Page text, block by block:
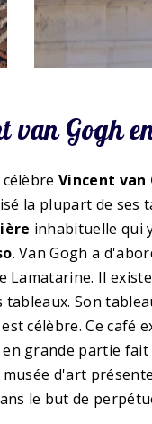
van Gogh
célèbreVincent van
la plupart de ses
inhabituelle qui
. Van Gogh a
Lamatarine. Il
tableaux. Son
célèbre. Ce café
en grande partie
musée d'art
le but de